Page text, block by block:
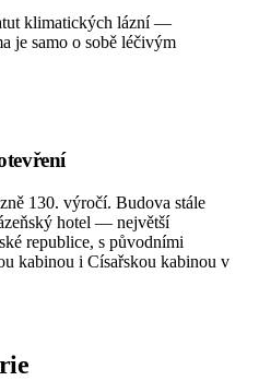
klimatických lázní —
je samo o sobě léčivým
130. výročí. Budova stále
hotel — největší
republice, s původními
kabinou i Císařskou kabinou v